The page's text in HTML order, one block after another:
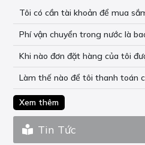
Tôi có cần tài khoản để mua
Phí vận chuyển trong nước là
Khi nào đơn đặt hàng của tôi
Làm thế nào để tôi thanh toán
Xem thêm
Tin Tức